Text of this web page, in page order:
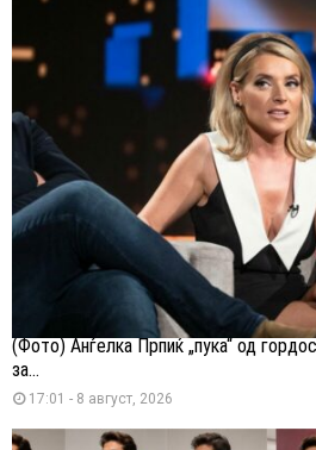
(Фото) Анѓелка Прпиќ „пука“ од
за...
17:01 - 8 август, 2026